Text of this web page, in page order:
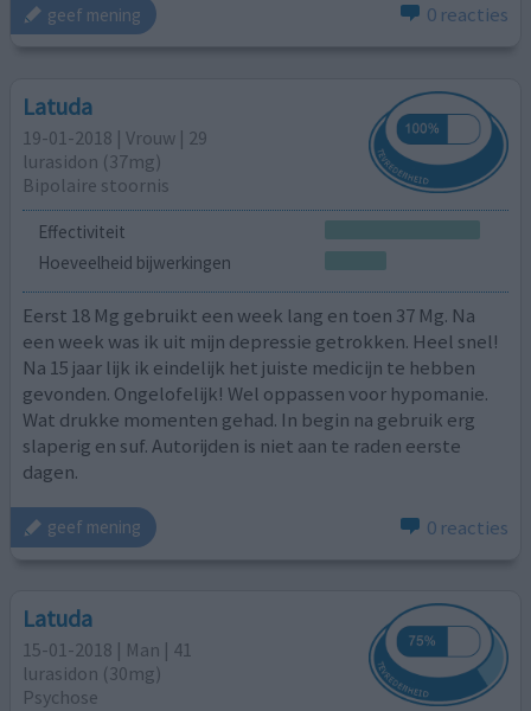
geef mening 0 reacties
Latuda
19-01-2018 | Vrouw | 29
lurasidon (37mg)
Bipolaire stoornis
Effectiviteit
Hoeveelheid bijwerkingen
Eerst 18 Mg gebruikt een week lang en toen 37 Mg. Na
een week was ik uit mijn depressie getrokken. Heel snel!
Na 15 jaar lijk ik eindelijk het juiste medicijn te hebben
gevonden. Ongelofelijk! Wel oppassen voor hypomanie.
Wat drukke momenten gehad. In begin na gebruik erg
slaperig en suf. Autorijden is niet aan te raden eerste
dagen.
geef mening 0 reacties
Latuda
15-01-2018 | Man | 41
lurasidon (30mg)
Psychose